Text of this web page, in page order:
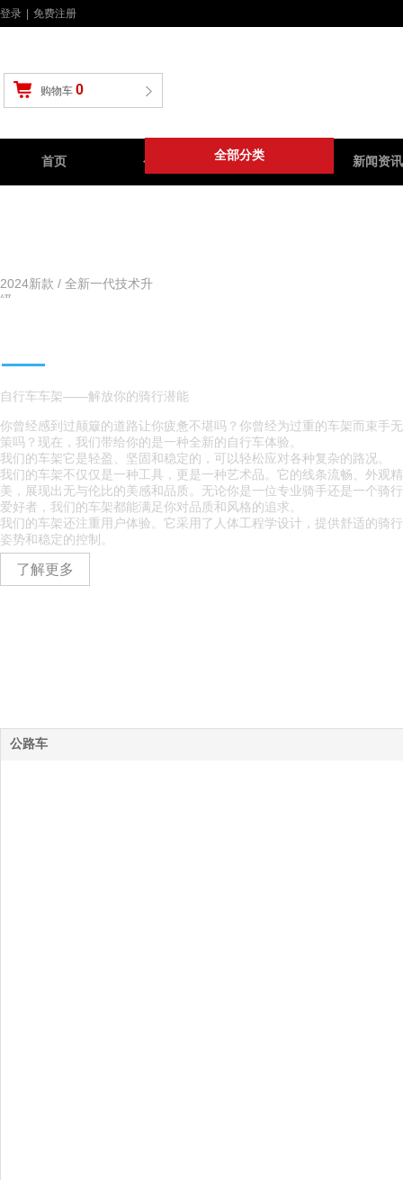
全部分类
购物车 0
登录 免费注册
首页 公路车 山地车 新闻资讯
了解更多
2024新款 / 全新一代技术升
级
自行车车架——解放你的骑行潜能
你曾经感到过颠簸的道路让你疲惫不堪吗？你曾经为过重的车架而束手无
策吗？现在，我们带给你的是一种全新的自行车体验。
我们的车架它是轻盈、坚固和稳定的，可以轻松应对各种复杂的路况。
我们的车架不仅仅是一种工具，更是一种艺术品。它的线条流畅、外观精
美，展现出无与伦比的美感和品质。无论你是一位专业骑手还是一个骑行
爱好者，我们的车架都能满足你对品质和风格的追求。
我们的车架还注重用户体验。它采用了人体工程学设计，提供舒适的骑行
姿势和稳定的控制。
公路车